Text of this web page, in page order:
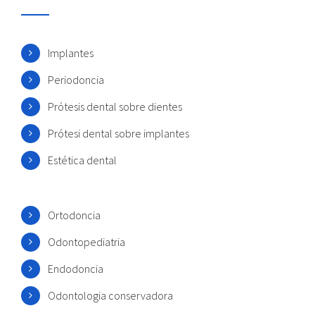
Implantes
Periodoncia
Prótesis dental sobre dientes
Prótesi dental sobre implantes
Estética dental
Ortodoncia
Odontopediatria
Endodoncia
Odontologia conservadora